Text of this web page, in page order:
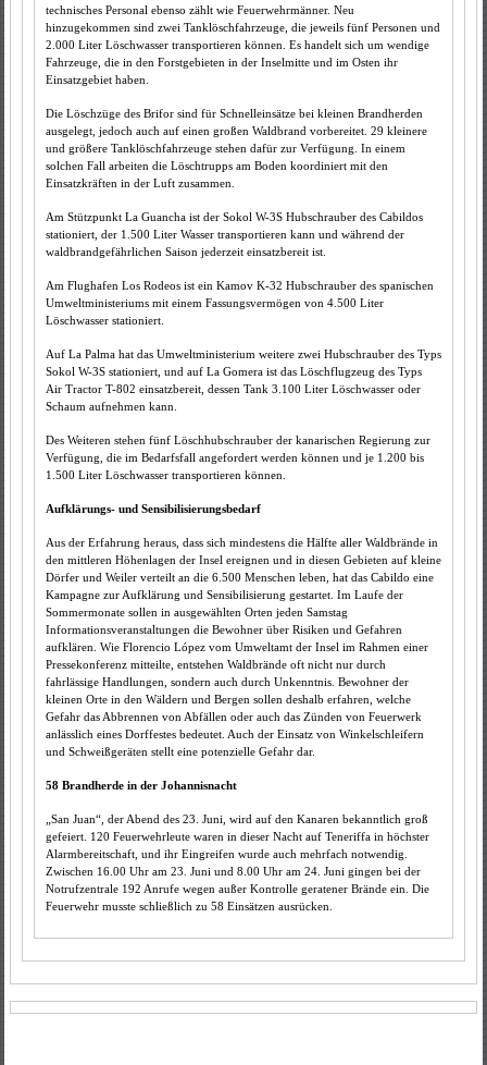
technisches Personal ebenso zählt wie Feuerwehrmänner. Neu
hinzugekommen sind zwei Tanklöschfahrzeuge, die jeweils fünf Personen und
2.000 Liter Löschwasser transportieren können. Es handelt sich um wendige
Fahrzeuge, die in den Forstgebieten in der Inselmitte und im Osten ihr
Einsatzgebiet haben.
Die Löschzüge des Brifor sind für Schnelleinsätze bei kleinen Brandherden
ausgelegt, jedoch auch auf einen großen Waldbrand vorbereitet. 29 kleinere
und größere Tanklöschfahrzeuge stehen dafür zur Verfügung. In einem
solchen Fall arbeiten die Löschtrupps am Boden koordiniert mit den
Einsatzkräften in der Luft zusammen.
Am Stützpunkt La Guancha ist der Sokol W-3S Hubschrauber des Cabildos
stationiert, der 1.500 Liter Wasser transportieren kann und während der
waldbrandgefährlichen Saison jederzeit einsatzbereit ist.
Am Flughafen Los Rodeos ist ein Kamov K-32 Hubschrauber des spanischen
Umweltministeriums mit einem Fassungsvermögen von 4.500 Liter
Löschwasser stationiert.
Auf La Palma hat das Umweltministerium weitere zwei Hubschrauber des Typs
Sokol W-3S stationiert, und auf La Gomera ist das Löschflugzeug des Typs
Air Tractor T-802 einsatzbereit, dessen Tank 3.100 Liter Löschwasser oder
Schaum aufnehmen kann.
Des Weiteren stehen fünf Löschhubschrauber der kanarischen Regierung zur
Verfügung, die im Bedarfsfall angefordert werden können und je 1.200 bis
1.500 Liter Löschwasser transportieren können.
Aufklärungs- und Sensibilisierungsbedarf
Aus der Erfahrung heraus, dass sich mindestens die Hälfte aller Waldbrände in
den mittleren Höhenlagen der Insel ereignen und in diesen Gebieten auf kleine
Dörfer und Weiler verteilt an die 6.500 Menschen leben, hat das Cabildo eine
Kampagne zur Aufklärung und Sensibilisierung gestartet. Im Laufe der
Sommermonate sollen in ausgewählten Orten jeden Samstag
Informationsveranstaltungen die Bewohner über Risiken und Gefahren
aufklären. Wie Florencio López vom Umweltamt der Insel im Rahmen einer
Pressekonferenz mitteilte, entstehen Waldbrände oft nicht nur durch
fahrlässige Handlungen, sondern auch durch Unkenntnis. Bewohner der
kleinen Orte in den Wäldern und Bergen sollen deshalb erfahren, welche
Gefahr das Abbrennen von Abfällen oder auch das Zünden von Feuerwerk
anlässlich eines Dorffestes bedeutet. Auch der Einsatz von Winkelschleifern
und Schweißgeräten stellt eine potenzielle Gefahr dar.
58 Brandherde in der Johannisnacht
„San Juan“, der Abend des 23. Juni, wird auf den Kanaren bekanntlich groß
gefeiert. 120 Feuerwehrleute waren in dieser Nacht auf Teneriffa in höchster
Alarmbereitschaft, und ihr Eingreifen wurde auch mehrfach notwendig.
Zwischen 16.00 Uhr am 23. Juni und 8.00 Uhr am 24. Juni gingen bei der
Notrufzentrale 192 Anrufe wegen außer Kontrolle geratener Brände ein. Die
Feuerwehr musste schließlich zu 58 Einsätzen ausrücken.